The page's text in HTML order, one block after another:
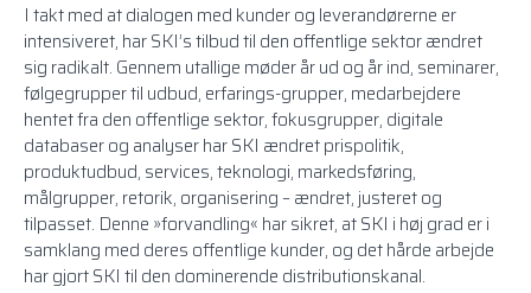
I takt med at dialogen med kunder og leverandørerne er
intensiveret, har SKI’s tilbud til den offentlige sektor ændret
sig radikalt. Gennem utallige møder år ud og år ind, seminarer,
følgegrupper til udbud, erfarings-grupper, medarbejdere
hentet fra den offentlige sektor, fokusgrupper, digitale
databaser og analyser har SKI ændret prispolitik,
produktudbud, services, teknologi, markedsføring,
målgrupper, retorik, organisering – ændret, justeret og
tilpasset. Denne »forvandling« har sikret, at SKI i høj grad er i
samklang med deres offentlige kunder, og det hårde arbejde
har gjort SKI til den dominerende distributionskanal.